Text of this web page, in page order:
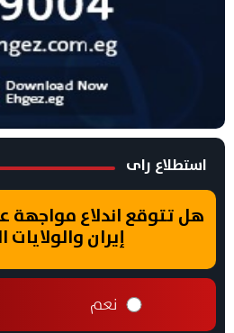
استطلاع راى
هل تتوقع اندلاع مواجهة
إيران والولايات
نعم